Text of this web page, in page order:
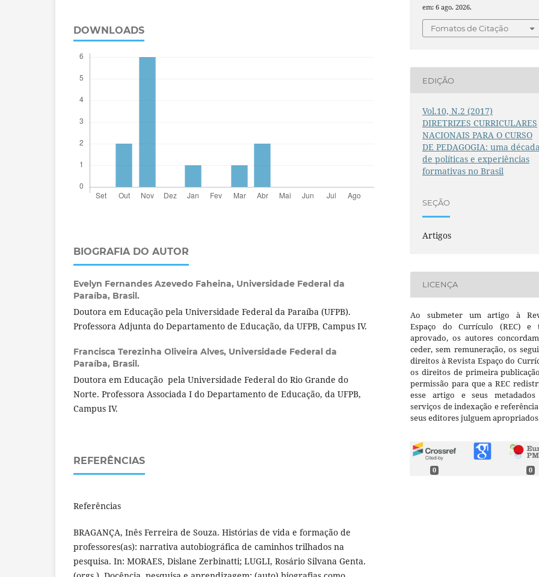
DOWNLOADS
BIOGRAFIA DO AUTOR
Evelyn Fernandes Azevedo Faheina, Universidade Federal da
Paraíba, Brasil.
Doutora em Educação pela Universidade Federal da Paraíba (UFPB).
Professora Adjunta do Departamento de Educação, da UFPB, Campus IV.
Francisca Terezinha Oliveira Alves, Universidade Federal da
Paraíba, Brasil.
Doutora em Educação pela Universidade Federal do Rio Grande do
Norte. Professora Associada I do Departamento de Educação, da UFPB,
Campus IV.
REFERÊNCIAS
Referências
BRAGANÇA, Inês Ferreira de Souza. Histórias de vida e formação de
professores(as): narrativa autobiográfica de caminhos trilhados na
pesquisa. In: MORAES, Dislane Zerbinatti; LUGLI, Rosário Silvana Genta.
em: 6 ago. 2026.
Fomatos de Citação
EDIÇÃO
Vol.10, N.2 (2017)
DIRETRIZES CURRICULARES
NACIONAIS PARA O CURSO
DE PEDAGOGIA: uma
de políticas e experiências
formativas no Brasil
SEÇÃO
Artigos
LICENÇA
Ao submeter um artigo à
Espaço do Currículo (REC) e
aprovado, os autores
ceder, sem remuneração, os
direitos à Revista Espaço do
os direitos de primeira
permissão para que a REC
esse artigo e seus metadados
serviços de indexação e
seus editores julguem
0 0